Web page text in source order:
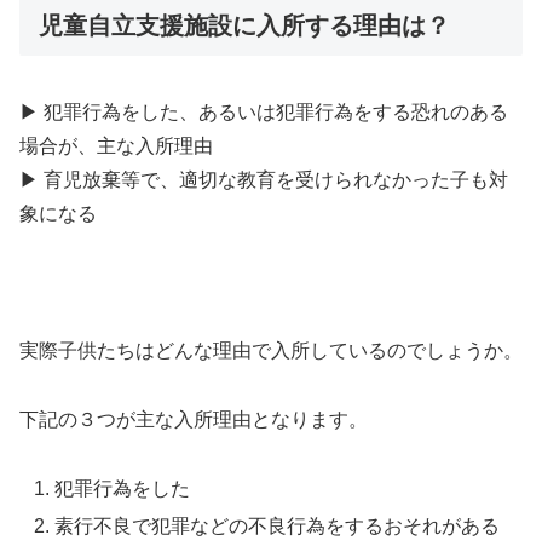
児童自立支援施設に入所する理由は？
▶ 犯罪行為をした、あるいは犯罪行為をする恐れのある
場合が、主な入所理由
▶ 育児放棄等で、適切な教育を受けられなかった子も対
象になる
実際子供たちはどんな理由で入所しているのでしょうか。
下記の３つが主な入所理由となります。
犯罪行為をした
素行不良で犯罪などの不良行為をするおそれがある